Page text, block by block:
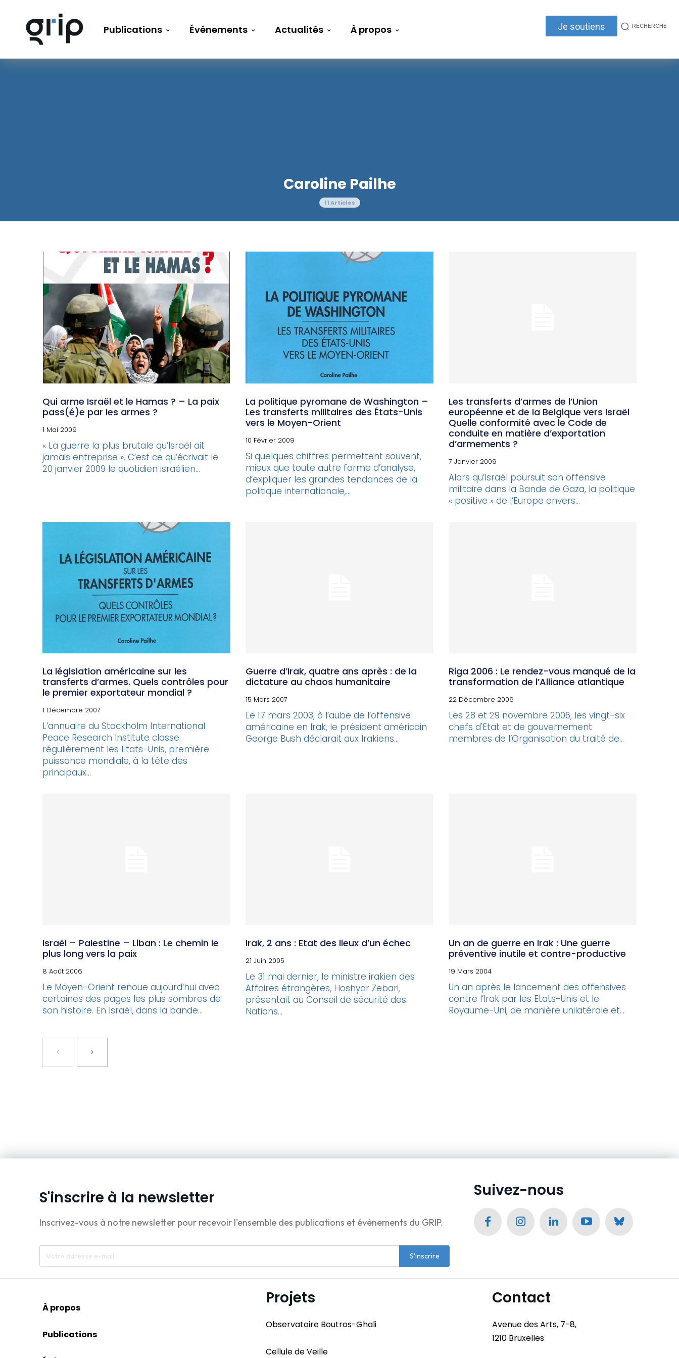
Publications Événements Actualités À propos Je soutiens RECHERCHE
Caroline Pailhe
11 Articles
Qui arme Israël et le Hamas ? – La paix
pass(é)e par les armes ?
1 Mai 2009
« La guerre la plus brutale qu’Israël ait
jamais entreprise ». C’est ce qu’écrivait le
20 janvier 2009 le quotidien israélien...
La politique pyromane de Washington –
Les transferts militaires des États-Unis
vers le Moyen-Orient
10 Février 2009
Si quelques chiffres permettent souvent,
mieux que toute autre forme d’analyse,
d’expliquer les grandes tendances de la
politique internationale,...
Les transferts d’armes de l’Union
européenne et de la Belgique vers Israël
Quelle conformité avec le Code de
conduite en matière d’exportation
d’armements ?
7 Janvier 2009
Alors qu’Israël poursuit son offensive
militaire dans la Bande de Gaza, la politique
« positive » de l’Europe envers...
La législation américaine sur les
transferts d’armes. Quels contrôles pour
le premier exportateur mondial ?
1 Décembre 2007
L’annuaire du Stockholm International
Peace Research Institute classe
régulièrement les Etats-Unis, première
puissance mondiale, à la tête des
principaux...
Guerre d’Irak, quatre ans après : de la
dictature au chaos humanitaire
15 Mars 2007
Le 17 mars 2003, à l’aube de l’offensive
américaine en Irak, le président américain
George Bush déclarait aux Irakiens...
Riga 2006 : Le rendez-vous manqué de la
transformation de l’Alliance atlantique
22 Décembre 2006
Les 28 et 29 novembre 2006, les vingt-six
chefs d'Etat et de gouvernement
membres de l’Organisation du traité de...
Israël – Palestine – Liban : Le chemin le
plus long vers la paix
8 Août 2006
Le Moyen-Orient renoue aujourd’hui avec
certaines des pages les plus sombres de
son histoire. En Israël, dans la bande...
Irak, 2 ans : Etat des lieux d’un échec
21 Juin 2005
Le 31 mai dernier, le ministre irakien des
Affaires étrangères, Hoshyar Zebari,
présentait au Conseil de sécurité des
Nations...
Un an de guerre en Irak : Une guerre
préventive inutile et contre-productive
19 Mars 2004
Un an après le lancement des offensives
contre l’Irak par les Etats-Unis et le
Royaume-Uni, de manière unilatérale et...
S'inscrire à la newsletter
Inscrivez-vous à notre newsletter pour recevoir l'ensemble des publications et événements du GRIP.
S'inscrire
Suivez-nous
À propos
Publications
Projets
Observatoire Boutros-Ghali
Cellule de Veille
Contact
Avenue des Arts, 7-8,
1210 Bruxelles